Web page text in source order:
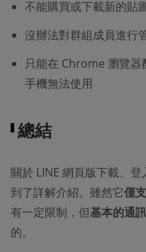
不能購買或下載新的貼
沒辦法對群組成員進行
只能在 Chrome 瀏覽器
手機無法使用
總結
關於 LINE 網頁版下載、
到了詳解介紹。雖然它僅
有一定限制，但基本的通
的。